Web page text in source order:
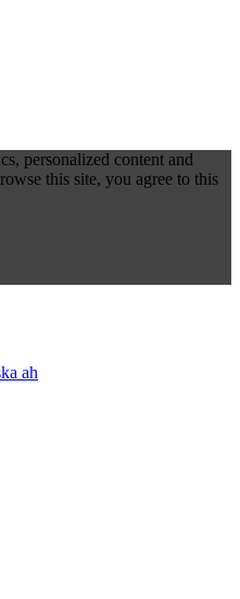
personalized content and
this site, you agree to this
ah